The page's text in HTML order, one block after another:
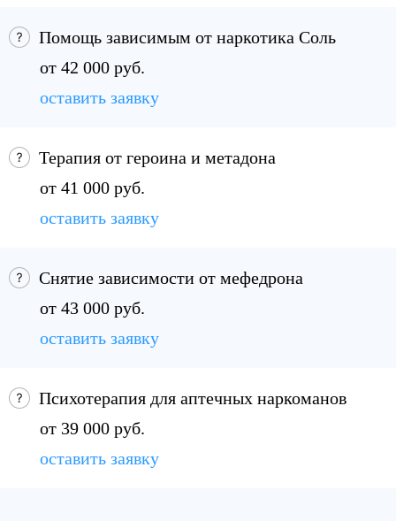
Помощь зависимым от наркотика Соль
от 42 000 руб.
оставить заявку
Терапия от героина и метадона
от 41 000 руб.
оставить заявку
Снятие зависимости от мефедрона
от 43 000 руб.
оставить заявку
Психотерапия для аптечных наркоманов
от 39 000 руб.
оставить заявку